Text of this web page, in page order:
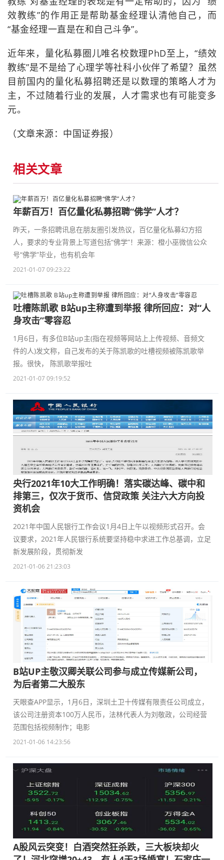
效教练”的作用正是帮助基金经理认清他自己，而
“基金经理一直是在和自己斗争”。
近年来，量化私募圈儿唯名校数理PhD至上，“绩效
教练”是不是给了心理学等社科小伙伴了希望？虽然
目前国内的量化私募招聘还是以数理的策略人才为
主，不过随着行业的发展，人才需求也有可能变多
元。
（文章来源：中国证券报）
相关文章
年薪百万！百亿量化私募招聘“佛学”人才？
昨天，一条招聘讯息在朋友圈引发热议，百亿量化私募幻方招
人，要求的专业背景上写道包括“佛学”！来源：橙小巫微信公众
号“佛学”毕业，也有机会年
2021-01-07 09:23:22
吐槽陈凯歌 B站up主称遭到举报 律所回应：对“人
身攻击”零容忍
1月6日，有多位B站up主(指在视频等网站上上传视频、音频文
件的人)发文称，自己发布的关于陈凯歌的吐槽视频被陈凯歌举
报。很快， 陈凯歌举报吐
2021-01-07 09:19:52
央行2021年10大工作明确！落实碳达峰、碳中和
排第三，仅次于货币、信贷政策 关注六大方向投
资机会
2021年中国人民银行工作会议1月4日上午以视频形式召开。会
议要求，2021年人民银行系统要坚持稳中求进工作总基调，立足
新发展阶段，贯彻新发
2021-01-06 21:23:03
B站UP主敬汉卿关联公司参与成立传媒新公司，
为后者第二大股东
天眼查APP显示，1月6日，深圳土卫十传媒有限责任公司成立，
该公司注册资本100万人民币，法林代表人为刘敬政，公司经营
范围包括视频制作；电影
2021-01-06 14:23:56
A股风云突变！白酒突然狂杀跌，三大板块却火